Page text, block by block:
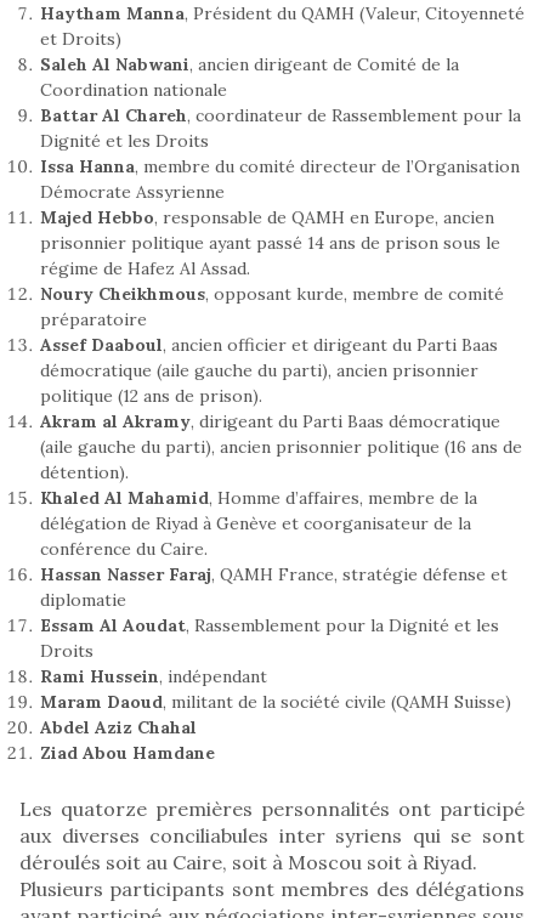
Haytham Manna, Président du QAMH (Valeur, Citoyenneté
et Droits)
Saleh Al Nabwani, ancien dirigeant de Comité de la
Coordination nationale
Battar Al Chareh, coordinateur de Rassemblement pour la
Dignité et les Droits
Issa Hanna, membre du comité directeur de l’Organisation
Démocrate Assyrienne
Majed Hebbo, responsable de QAMH en Europe, ancien
prisonnier politique ayant passé 14 ans de prison sous le
régime de Hafez Al Assad.
Noury Cheikhmous, opposant kurde, membre de comité
préparatoire
Assef Daaboul, ancien officier et dirigeant du Parti Baas
démocratique (aile gauche du parti), ancien prisonnier
politique (12 ans de prison).
Akram al Akramy, dirigeant du Parti Baas démocratique
(aile gauche du parti), ancien prisonnier politique (16 ans de
détention).
Khaled Al Mahamid, Homme d’affaires, membre de la
délégation de Riyad à Genève et coorganisateur de la
conférence du Caire.
Hassan Nasser Faraj, QAMH France, stratégie défense et
diplomatie
Essam Al Aoudat, Rassemblement pour la Dignité et les
Droits
Rami Hussein, indépendant
Maram Daoud, militant de la société civile (QAMH Suisse)
Abdel Aziz Chahal
Ziad Abou Hamdane
Les quatorze premières personnalités ont participé
aux diverses conciliabules inter syriens qui se sont
déroulés soit au Caire, soit à Moscou soit à Riyad.
Plusieurs participants sont membres des délégations